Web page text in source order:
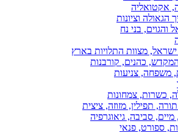
אקטואליה
הגאולה וציונות
והגוים, בני נח
מצוות התלויות בארץ
כהנים, קורבנות
משפחה, צניעות
כשרות, צמחונות
תפילין, מזוזה, ציצית
סביבה, גיאוגרפיה
ספורט, פנאי